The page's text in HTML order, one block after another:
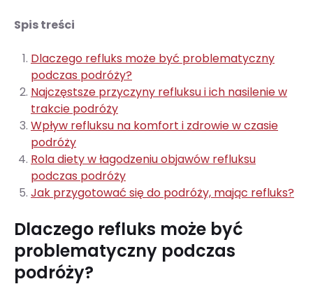
Spis treści
Dlaczego refluks może być problematyczny
podczas podróży?
Najczęstsze przyczyny refluksu i ich nasilenie w
trakcie podróży
Wpływ refluksu na komfort i zdrowie w czasie
podróży
Rola diety w łagodzeniu objawów refluksu
podczas podróży
Jak przygotować się do podróży, mając refluks?
Dlaczego refluks może być
problematyczny podczas
podróży?